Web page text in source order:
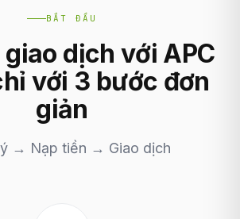
BẮT ĐẦU
giao dịch với APC
với 3 bước đơn
giản
→ Nạp tiền → Giao dịch